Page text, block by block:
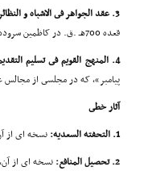
3. عقد الجواهر فى الاشباه و النظائر:
قعده 700هـ .ق. در کاظمین سروده شده است.
4. المنهج القویم فى تسلیم التقدیم:
پیامبر»، که در مجلسى از مجالس
آثار خطى
1. التحفته السعدیه:
نسخه اى از
2. تحصیل المنافع:
نسخه اى از